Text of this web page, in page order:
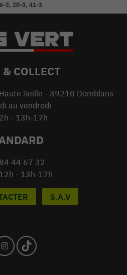
3, 20-3, 41-3
COLLECT
Seille - 39210 Domblans
au vendredi
- 13h-17h
44 67 32
- 13h-17h
S.A.V